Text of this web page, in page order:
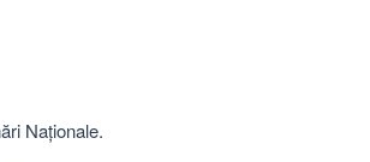
Naționale.